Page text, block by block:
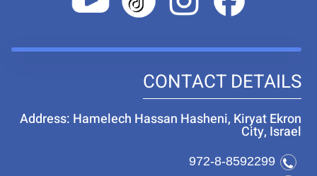
CONTACT DETAILS
Address: Hamelech Hassan Hasheni, Kiryat Ekron
City, Israel
972-8-8592299